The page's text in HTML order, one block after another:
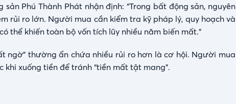
Phú Thành Phát nhận định: “Trong bất động sản, nguyên
rủi ro lớn. Người mua cần kiểm tra kỹ pháp lý, quy hoạch và
thể khiến toàn bộ vốn tích lũy nhiều năm biến mất.”
ngờ” thường ẩn chứa nhiều rủi ro hơn là cơ hội. Người mua
xuống tiền để tránh “tiền mất tật mang”.